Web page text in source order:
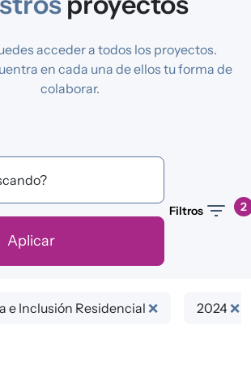
acceder a todos los proyectos.
en cada una de ellos tu forma de
colaborar.
Filtros 2
e Inclusión Residencial ❌ 2024 ❌